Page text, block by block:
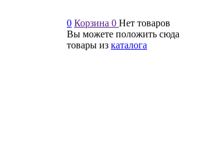
0 Корзина 0 Нет товаров
Вы можете положить сюда
товары из каталога